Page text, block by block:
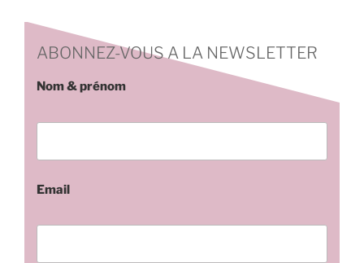
ABONNEZ-VOUS A LA NEWSLETTER
Nom & prénom
Email